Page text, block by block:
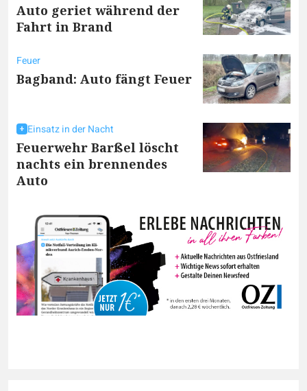
Auto geriet während der
Fahrt in Brand
Feuer
Bagband: Auto fängt Feuer
Einsatz in der Nacht
Feuerwehr Barßel löscht
nachts ein brennendes
Auto